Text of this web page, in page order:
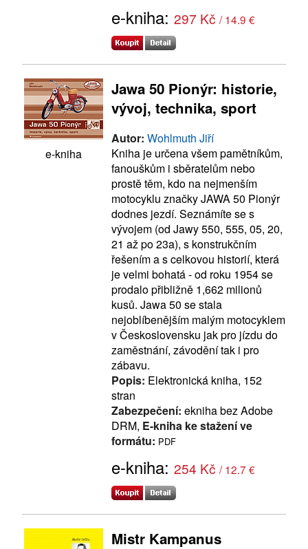
e-kniha: 297 Kč / 14.9 €
e-kniha
Jawa 50 Pionýr: historie,
vývoj, technika, sport
Autor: Wohlmuth Jiří
Kniha je určena všem pamětníkům,
fanouškům i sběratelům nebo
prostě těm, kdo na nejmenším
motocyklu značky JAWA 50 Pionýr
dodnes jezdí. Seznámíte se s
vývojem (od Jawy 550, 555, 05, 20,
21 až po 23a), s konstrukčním
řešením a s celkovou historií, která
je velmi bohatá - od roku 1954 se
prodalo přibližně 1,662 milionů
kusů. Jawa 50 se stala
nejoblíbenějším malým motocyklem
v Československu jak pro jízdu do
zaměstnání, závodění tak i pro
zábavu.
Popis: Elektronická kniha, 152
stran
Zabezpečení: ekniha bez Adobe
DRM, E-kniha ke stažení ve
formátu: PDF
e-kniha: 254 Kč / 12.7 €
Mistr Kampanus